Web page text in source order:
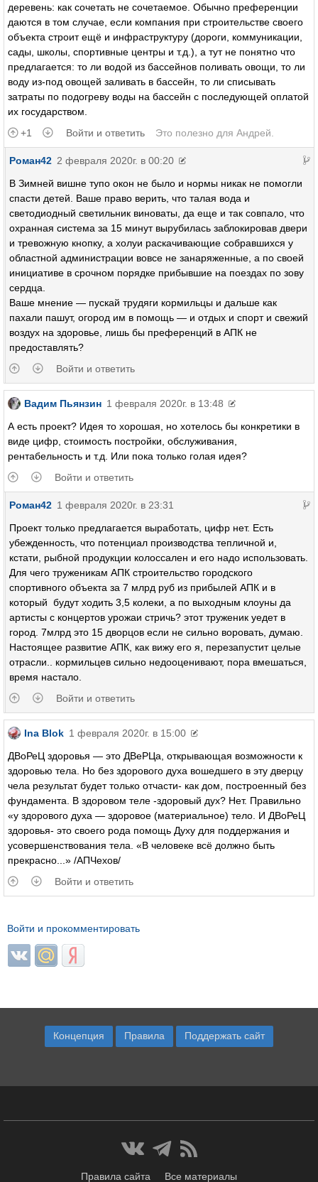
деревень: как сочетать не сочетаемое. Обычно преференции
даются в том случае, если компания при строительстве своего
объекта строит ещё и инфраструктуру (дороги, коммуникации,
сады, школы, спортивные центры и т.д.), а тут не понятно что
предлагается: то ли водой из бассейнов поливать овощи, то ли
воду из-под овощей заливать в бассейн, то ли списывать
затраты по подогреву воды на бассейн с последующей оплатой
их государством.
+1
Войти и ответить Это полезно для Андрей
Роман42 2 февраля 2020г. в 00:20
В Зимней вишне тупо окон не было и нормы никак не помогли
спасти детей. Ваше право верить, что талая вода и
светодиодный светильник виноваты, да еще и так совпало, что
охранная система за 15 минут вырубилась заблокировав двери
и тревожную кнопку, а холуи раскачивающие собравшихся у
областной администрации вовсе не занаряженные, а по своей
инициативе в срочном порядке прибывшие на поездах по зову
сердца.
Ваше мнение — пускай трудяги кормильцы и дальше как
пахали пашут, огород им в помощь — и отдых и спорт и свежий
воздух на здоровье, лишь бы преференций в АПК не
предоставлять?
Войти и ответить
Вадим Пьянзин 1 февраля 2020г. в 13:48
А есть проект? Идея то хорошая, но хотелось бы конкретики в
виде цифр, стоимость постройки, обслуживания,
рентабельность и т.д. Или пока только голая идея?
Войти и ответить
Роман42 1 февраля 2020г. в 23:31
Проект только предлагается выработать, цифр нет. Есть
убежденность, что потенциал производства тепличной и,
кстати, рыбной продукции колоссален и его надо использовать.
Для чего труженикам АПК строительство городского
спортивного объекта за 7 млрд руб из прибылей АПК и в
который будут ходить 3,5 колеки, а по выходным клоуны да
артисты с концертов урожаи стричь? этот труженик уедет в
город. 7млрд это 15 дворцов если не сильно воровать, думаю.
Настоящее развитие АПК, как вижу его я, перезапустит целые
отрасли.. кормильцев сильно недооценивают, пора вмешаться,
время настало.
Войти и ответить
Ina Blok 1 февраля 2020г. в 15:00
ДВоРеЦ здоровья — это ДВеРЦа, открывающая возможности к
здоровью тела. Но без здорового духа вошедшего в эту дверцу
чела результат будет только отчасти- как дом, построенный без
фундамента. В здоровом теле -здоровый дух? Нет. Правильно
«у здорового духа — здоровое (материальное) тело. И ДВоРеЦ
здоровья- это своего рода помощь Духу для поддержания и
усовершенствования тела. «В человеке всё должно быть
прекрасно...» /АПЧехов/
Войти и ответить
Войти и прокомментировать
Login with ВКонтакте
Login with Mail.ru
Login with Яндекс
Концепция Правила Поддержать сайт
Правила сайта Все материалы